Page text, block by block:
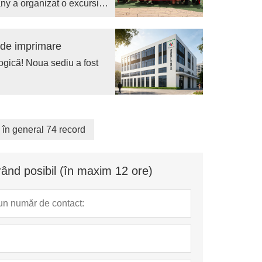
locale,
remodeleze industria
a organizat o excursie
imprimare
Noua sediu a fost
în general 74 record
posibil (în maxim 12 ore)